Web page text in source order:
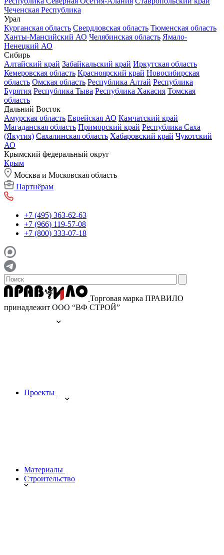
Чеченская Республика
Урал
Курганская область Свердловская область Тюменская область
Ханты-Мансийский АО Челябинская область Ямало-
Ненецкий АО
Сибирь
Алтайский край Забайкальский край Иркутская область
Кемеровская область Красноярский край Новосибирская
область Омская область Республика Алтай Республика
Бурятия Республика Тыва Республика Хакасия Томская
область
Дальний Восток
Амурская область Еврейская АО Камчатский край
Магаданская область Приморский край Республика Саха
(Якутия) Сахалинская область Хабаровский край Чукотский
АО
Крымский федеральный округ
Крым
Москва и Московская область
Партнёрам
+7 (495) 363-62-63
+7 (966) 119-57-08
+7 (800) 333-07-18
Торговая марка ПРАВИЛО
принадлежит ООО “ВФ СТРОЙ”
Проекты
Материалы
Строительство